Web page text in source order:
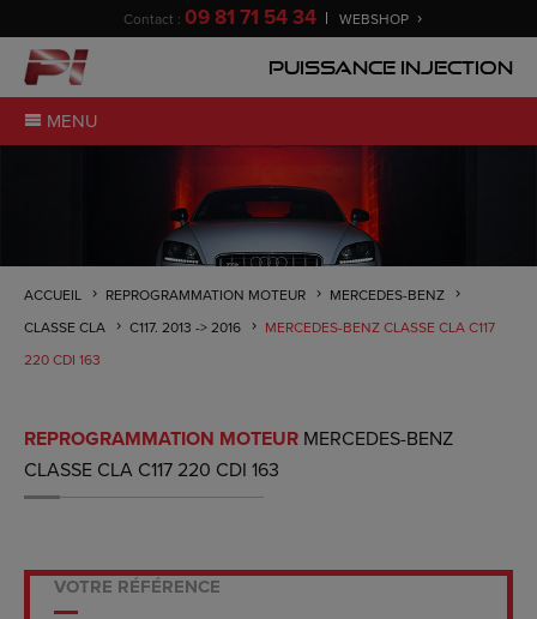
Contact : 09 81 71 54 34 WEBSHOP
Puissance Injection
MENU
ACCUEIL REPROGRAMMATION MOTEUR
MERCEDES-BENZ
CLASSE CLA
C117. 2013 -> 2016
MERCEDES-BENZ CLASSE CLA C117
220 CDI 163
REPROGRAMMATION MOTEUR MERCEDES-BENZ
CLASSE CLA C117 220 CDI 163
VOTRE RÉFÉRENCE